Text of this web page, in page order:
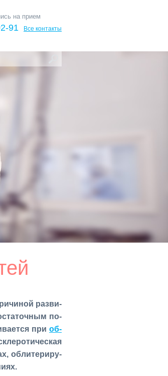
на прием
91 Все контакты
раз­ви­
по­
при об­
об­ли­те­ри­ру­